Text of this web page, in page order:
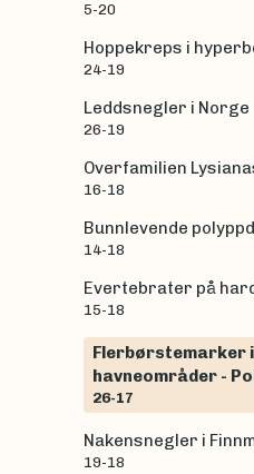
5-20
Hoppekreps i
24-19
Leddsnegler i Norge
26-19
Overfamilien
16-18
Bunnlevende
14-18
Evertebrater på
15-18
Flerbørstemarker
havneområder -
26-17
Nakensnegler i
19-18